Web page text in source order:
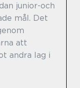
junior-och
mål. Det
att
andra lag i